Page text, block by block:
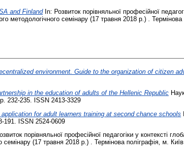
and FinlandIn: Розвиток порівняльної професійної
методологічного семінару (17 травня 2018 р.) .
environment. Guide to the organization of citizen
in the education of adults of the Hellenic Republic
232-235. ISSN 2413-3329
for adult learners training at second chance schools
191. ISSN 2524-0609
порівняльної професійної педагогіки у контексті
семінару (17 травня 2018 р.) . Термінова поліграфія, м.